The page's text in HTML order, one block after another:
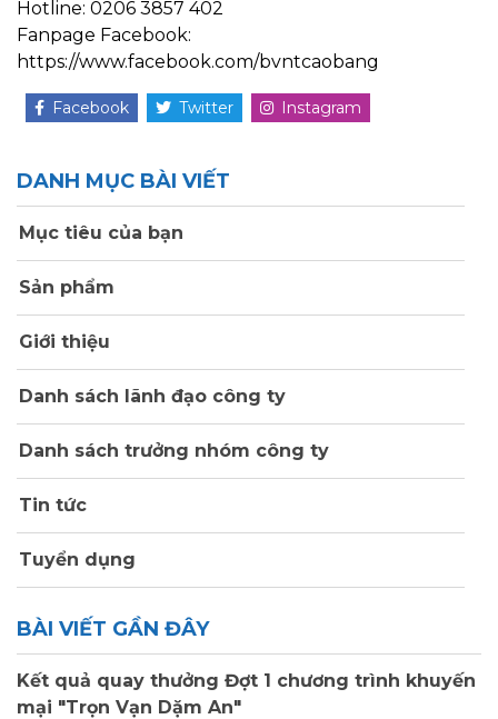
Hotline: 0206 3857 402
Fanpage Facebook:
https://www.facebook.com/bvntcaobang
Facebook Twitter Instagram
DANH MỤC BÀI VIẾT
Mục tiêu của bạn
Sản phẩm
Giới thiệu
Danh sách lãnh đạo công ty
Danh sách trưởng nhóm công ty
Tin tức
Tuyển dụng
BÀI VIẾT GẦN ĐÂY
Kết quả quay thưởng Đợt 1 chương trình khuyến
mại "Trọn Vạn Dặm An"